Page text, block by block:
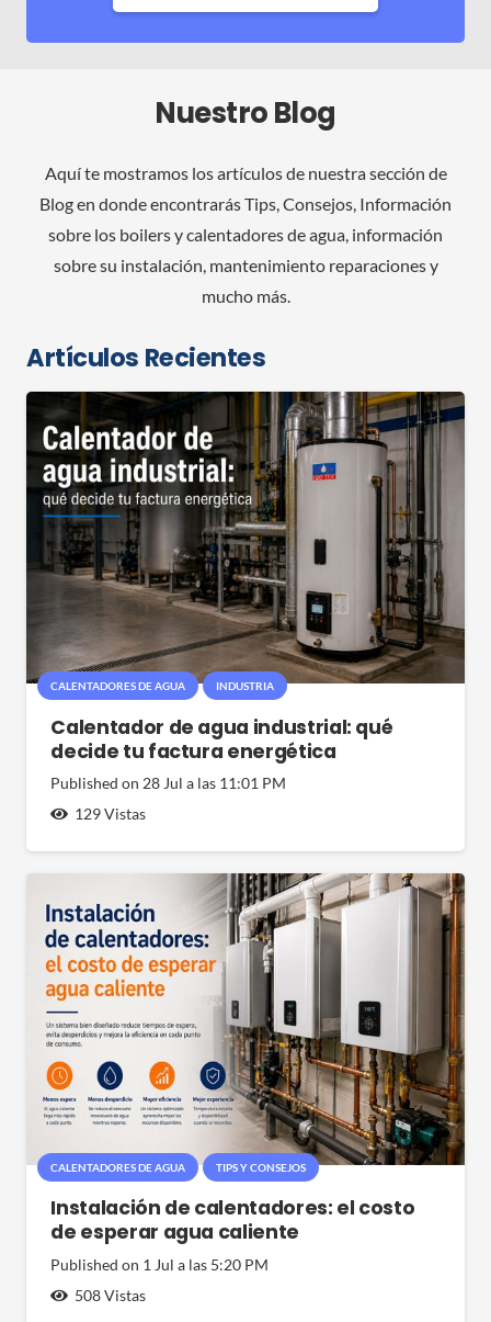
Nuestro Blog
Aquí te mostramos los artículos de nuestra sección de
Blog en donde encontrarás Tips, Consejos, Información
sobre los boilers y calentadores de agua, información
sobre su instalación, mantenimiento reparaciones y
mucho más.
Artículos Recientes
CALENTADORES DE AGUA INDUSTRIA
Calentador de agua industrial: qué
decide tu factura energética
Published on 28 Jul a las 11:01 PM
129Vistas
CALENTADORES DE AGUA TIPS Y CONSEJOS
Instalación de calentadores: el costo
de esperar agua caliente
Published on 1 Jul a las 5:20 PM
508Vistas